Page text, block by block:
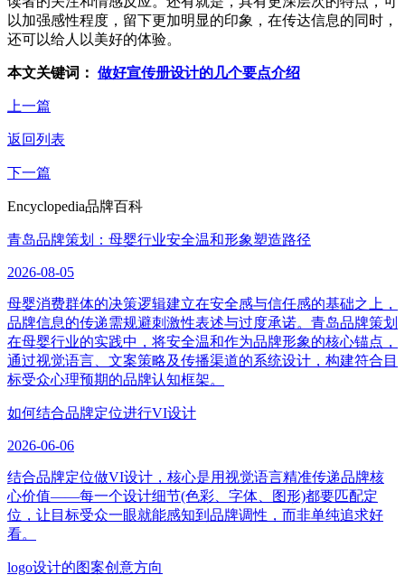
以加强感性程度，留下更加明显的印象，在传达信息的同时，
还可以给人以美好的体验。
本文关键词： 做好宣传册设计的几个要点介绍
上一篇
返回列表
下一篇
Encyclopedia品牌百科
青岛品牌策划：母婴行业安全温和形象塑造路径
2026-08-05
母婴消费群体的决策逻辑建立在安全感与信任感的基础之上，
品牌信息的传递需规避刺激性表述与过度承诺。青岛品牌策划
在母婴行业的实践中，将安全温和作为品牌形象的核心锚点，
通过视觉语言、文案策略及传播渠道的系统设计，构建符合目
标受众心理预期的品牌认知框架。
如何结合品牌定位进行VI设计
2026-06-06
结合品牌定位做VI设计，核心是用视觉语言精准传递品牌核
心价值——每一个设计细节(色彩、字体、图形)都要匹配定
位，让目标受众一眼就能感知到品牌调性，而非单纯追求好
看。
logo设计的图案创意方向